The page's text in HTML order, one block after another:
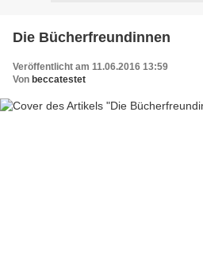
Die Bücherfreundinnen
Veröffentlicht am 11.06.2016 13:59
Von beccatestet